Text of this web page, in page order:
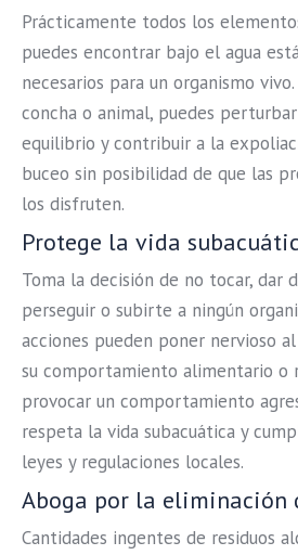
Prácticamente todos los
puedes encontrar bajo el agua
necesarios para un organismo
concha o animal, puedes
equilibrio y contribuir a la
buceo sin posibilidad de que las
los disfruten.
Protege la vida
Toma la decisión de no tocar, dar
perseguir o subirte a ningún
acciones pueden poner nervioso
su comportamiento alimentario o
provocar un comportamiento
respeta la vida subacuática y
leyes y regulaciones locales.
Aboga por la eliminación
Cantidades ingentes de residuos